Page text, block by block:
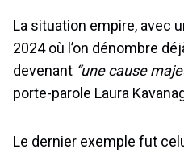
La situation empire, avec
2024 où l’on dénombre
devenant “une cause
porte-parole Laura
Le dernier exemple fut